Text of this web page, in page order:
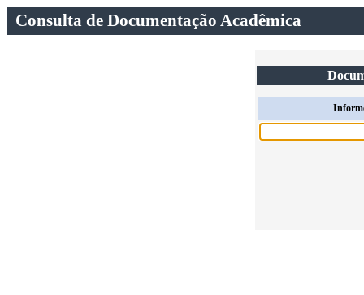
Consulta de Documentação Acadêmica